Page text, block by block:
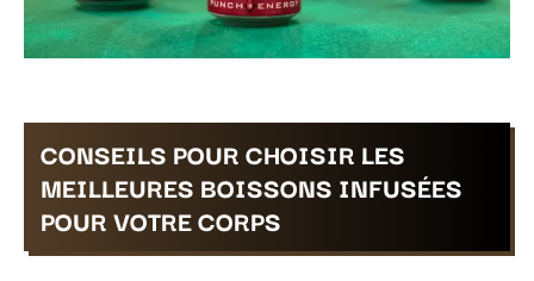
CONSEILS POUR CHOISIR LES
MEILLEURES BOISSONS INFUSÉES
POUR VOTRE CORPS